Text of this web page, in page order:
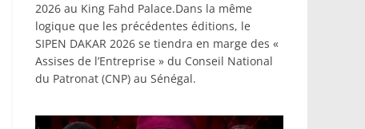
2026 au King Fahd Palace.Dans la même
logique que les précédentes éditions, le
SIPEN DAKAR 2026 se tiendra en marge des «
Assises de l’Entreprise » du Conseil National
du Patronat (CNP) au Sénégal.